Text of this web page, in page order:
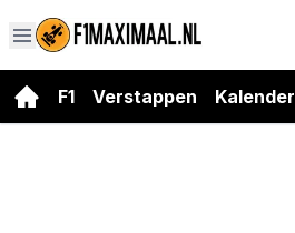
F1 Verstappen Kalender